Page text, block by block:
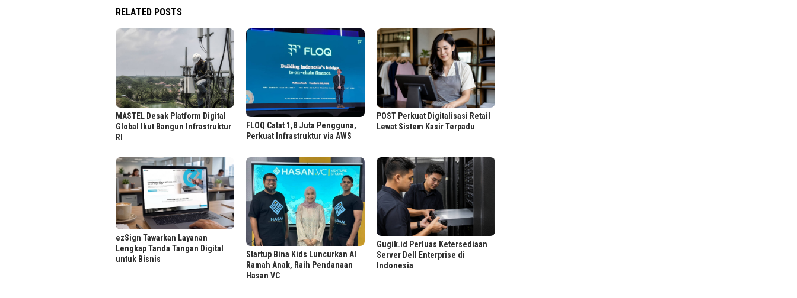
RELATED POSTS
MASTEL Desak Platform Digital
Global Ikut Bangun Infrastruktur
RI
FLOQ Catat 1,8 Juta Pengguna,
Perkuat Infrastruktur via AWS
POST Perkuat Digitalisasi Retail
Lewat Sistem Kasir Terpadu
ezSign Tawarkan Layanan
Lengkap Tanda Tangan Digital
untuk Bisnis
Startup Bina Kids Luncurkan AI
Ramah Anak, Raih Pendanaan
Hasan VC
Gugik.id Perluas Ketersediaan
Server Dell Enterprise di
Indonesia